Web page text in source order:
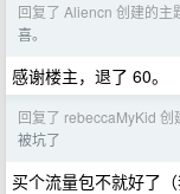
回复了 Aliencn 创建的主
喜。
感谢楼主，退了 60。
回复了 rebeccaMyKid 创
被坑了
买个流量包不就好了